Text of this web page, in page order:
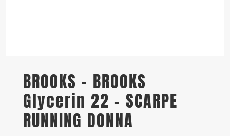
BROOKS – BROOKS
Glycerin 22 – SCARPE
RUNNING DONNA